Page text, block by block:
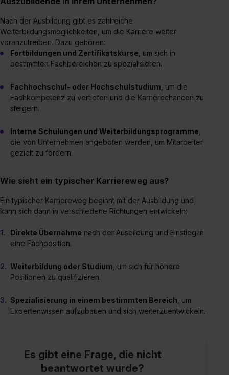
Wirkung für die Zukunft ganz oder teilweise über unsere
Datenschutzerklärung unter dem Punkt „Datenschutz-
Einstellungen“ widerrufen. Weitere Informationen zu den
einzelnen Cookies findest du durch Klick auf „Details
Impressum.
Nach der Ausbildung gibt es zahlreiche
Weiterbildungsmöglichkeiten, um die Karriere weiter
voranzutreiben. Dazu gehören:
Fortbildungen und Zertifikatskurse , um sich in
bestimmten Fachbereichen zu spezialisieren.
Fachhochschul- oder Hochschulstudium , um die
Fachkompetenz zu vertiefen und die Karrierechancen zu
steigern.
Interne Schulungen und Weiterbildungsprogramme
die von Unternehmen angeboten werden, um Mitarbeiter
gezielt zu fördern.
Wie sieht ein typischer Karriereweg aus?
Ein typischer Karriereweg beginnt mit der Ausbildung und
kann sich dann in verschiedene Richtungen entwickeln:
Direkte Übernahme nach der Ausbildung und Einstieg in
eine Fachposition.
Weiterbildung oder Studium , um sich für höhere
Positionen zu qualifizieren.
Spezialisierung in einem bestimmten Bereich , um
Expertenwissen aufzubauen und sich weiterzuentwickeln.
Es gibt eine Frage, die nicht
beantwortet wurde?